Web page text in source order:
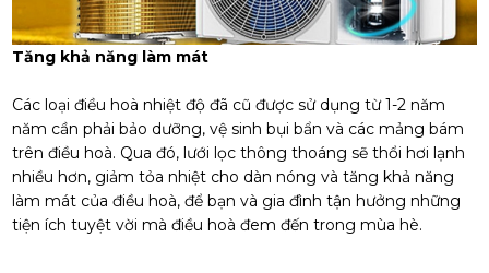
Tăng khả năng làm mát
Các loại điều hoà nhiệt độ đã cũ được sử dụng từ 1-2 năm
năm cần phải bảo dưỡng, vệ sinh bụi bẩn và các mảng bám
trên điều hoà. Qua đó, lưới lọc thông thoáng sẽ thổi hơi lạnh
nhiều hơn, giảm tỏa nhiệt cho dàn nóng và tăng khả năng
làm mát của điều hoà, để bạn và gia đình tận hưởng những
tiện ích tuyệt vời mà điều hoà đem đến trong mùa hè.